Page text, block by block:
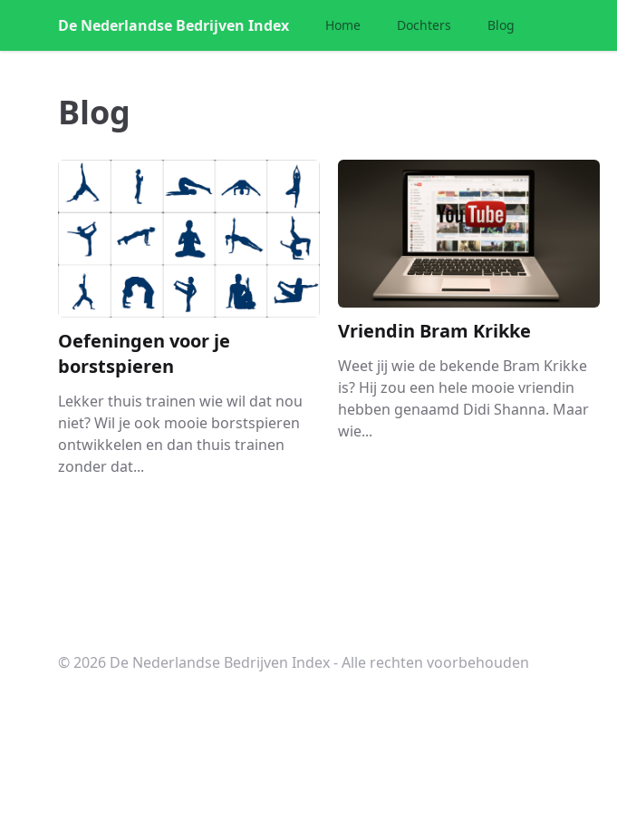
De Nederlandse Bedrijven Index Home Dochters Blog
Blog
Oefeningen voor je
borstspieren
Lekker thuis trainen wie wil dat nou
niet? Wil je ook mooie borstspieren
ontwikkelen en dan thuis trainen
zonder dat...
Vriendin Bram Krikke
Weet jij wie de bekende Bram Krikke
is? Hij zou een hele mooie vriendin
hebben genaamd Didi Shanna. Maar
wie...
© 2026 De Nederlandse Bedrijven Index - Alle rechten voorbehouden